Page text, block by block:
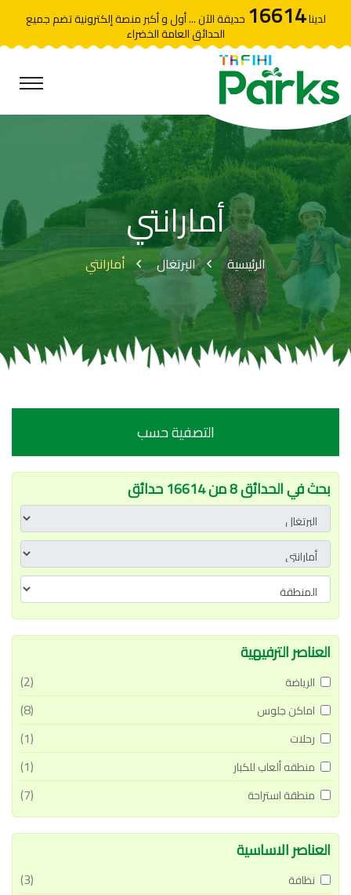
لدينا16614 حديقة الآن ... أول و أكبر منصة إلكترونية تضم جميع
الحدائق العامة الخضراء
أمارانتي
الرئيسية البرتغال أمارانتي
التصفية حسب
بحث في الحدائق 8 من 16614 حدائق
العناصر الترفيهية
الرياضة (2)
اماكن جلوس (8)
رحلات (1)
منطقه ألعاب للكبار (1)
منطقة استراحة (7)
العناصر الاساسية
نظافة (3)